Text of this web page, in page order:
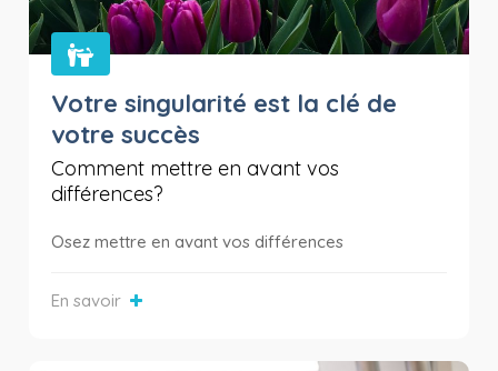
Votre singularité est la clé de
votre succès
Comment mettre en avant vos
différences?
Osez mettre en avant vos différences
En savoir